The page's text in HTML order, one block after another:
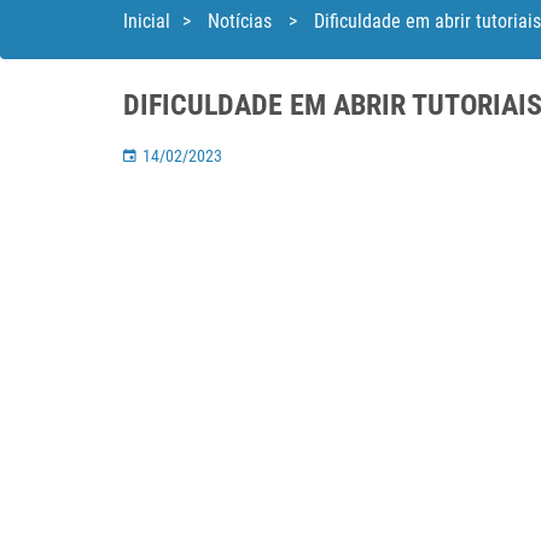
Inicial > Notícias > Dificuldade em abrir tutoriais
DIFICULDADE EM ABRIR TUTORIAIS
14/02/2023